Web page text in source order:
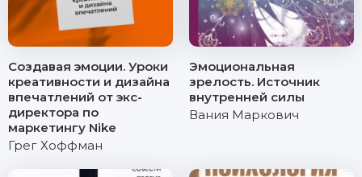
Создавая эмоции. Уроки
креативности и дизайна
впечатлений от экс-
директора по
маркетингу Nike
Грег Хоффман
Эмоциональная
зрелость. Источник
внутренней силы
Вания Маркович